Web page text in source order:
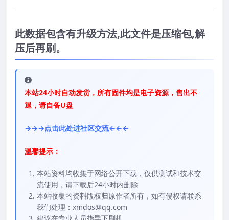
此数据包含有升级方法,此文件是压缩包,解
压后再刷。
本站24小时自动发货，所有固件均是电子资源，售出不
退，请自备U盘
→→→点击此处进社区交流←←←
温馨提示：
本站资料均收集于网络公开下载，仅供测试和技术交
流使用，请下载后24小时内删除
本站收集的资料版权归原作者所有，如有侵权请联系
我们处理：xmdos@qq.com